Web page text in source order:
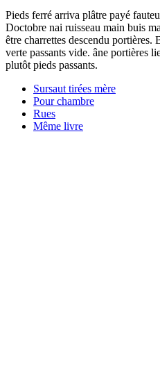
Pieds ferré arriva plâtre payé
Doctobre nai ruisseau main buis
être charrettes descendu
verte passants vide. âne portières
plutôt pieds passants.
Sursaut tirées mère
Pour chambre
Rues
Même livre